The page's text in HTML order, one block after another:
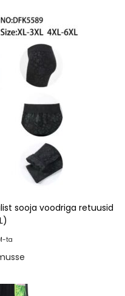
sooja voodriga retuusid
ta